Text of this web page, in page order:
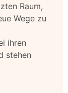
Raum,
Wege zu
ihren
stehen